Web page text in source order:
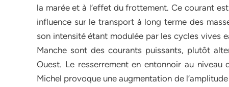
la marée et à l’effet du frottement. Ce courant
influence sur le transport à long terme des
son intensité étant modulée par les cycles vives
Manche sont des courants puissants, plutôt
Ouest. Le resserrement en entonnoir au
Michel provoque une augmentation de